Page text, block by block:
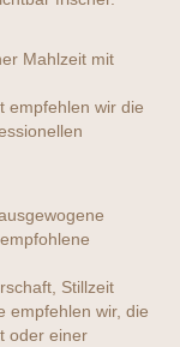
Mahlzeit mit
empfehlen wir die
Stillzeit
empfehlen wir, die
oder einer